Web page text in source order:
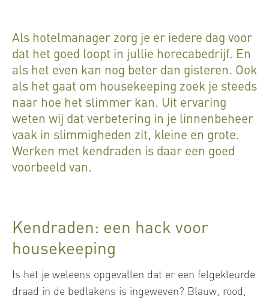
Als hotelmanager zorg je er iedere dag voor
dat het goed loopt in jullie horecabedrijf. En
als het even kan nog beter dan gisteren. Ook
als het gaat om housekeeping zoek je steeds
naar hoe het slimmer kan. Uit ervaring
weten wij dat verbetering in je linnenbeheer
vaak in slimmigheden zit, kleine en grote.
Werken met kendraden is daar een goed
voorbeeld van.
Kendraden: een hack voor
housekeeping
Is het je weleens opgevallen dat er een felgekleurde
draad in de bedlakens is ingeweven? Blauw, rood,